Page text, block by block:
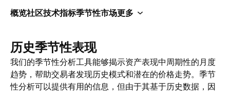
概览社区技术指标季节性市场更多
历史季节性表现
我们的季节性分析工具能够揭示资产表现中周期性的月度
趋势，帮助交易者发现历史模式和潜在的价格走势。季节
性分析可以提供有用的信息，但由于其基于历史数据，因